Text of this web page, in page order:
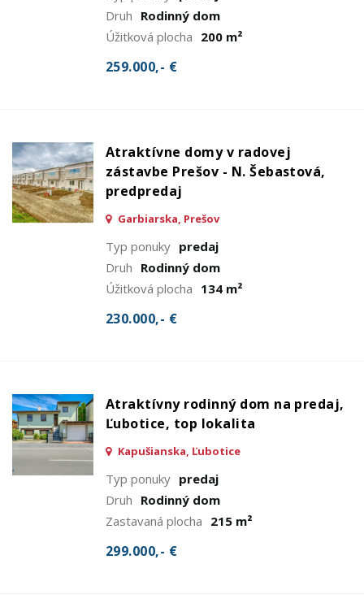
Druh Rodinný dom
Úžitková plocha 200 m²
259.000,- €
Atraktívne domy v radovej
zástavbe Prešov - N. Šebastová,
predpredaj
Garbiarska, Prešov
Typ ponuky predaj
Druh Rodinný dom
Úžitková plocha 134 m²
230.000,- €
Atraktívny rodinný dom na predaj,
Ľubotice, top lokalita
Kapušianska, Ľubotice
Typ ponuky predaj
Druh Rodinný dom
Zastavaná plocha 215 m²
299.000,- €